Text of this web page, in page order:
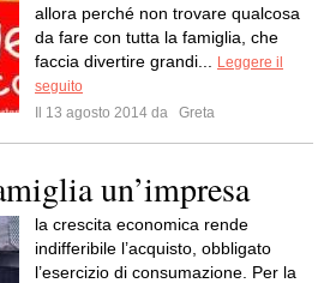
allora perché non trovare qualcosa
da fare con tutta la famiglia, che
faccia divertire grandi...
Leggere il
seguito
Il 13 agosto 2014 da
Greta
un’impresa
la crescita economica rende
indifferibile l’acquisto, obbligato
l’esercizio di consumazione. Per la